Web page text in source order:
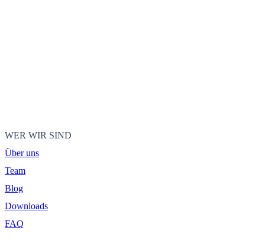
WER WIR SIND
Über uns
Team
Blog
Downloads
FAQ